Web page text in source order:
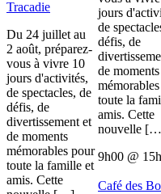
Tracadie
Du 24 juillet au
2 août, préparez-
vous à vivre 10
jours d'activités,
de spectacles, de
défis, de
divertissement et
de moments
mémorables pour
toute la famille et
amis. Cette
jours
de
défis, de
de moments
toute la
amis. Cette
nouvelle
9h00 @
Café des